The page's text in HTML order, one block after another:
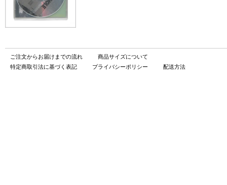
ご注文からお届けまでの流れ
商品サイズについて
特定商取引法に基づく表記
プライバシーポリシー 配送方法